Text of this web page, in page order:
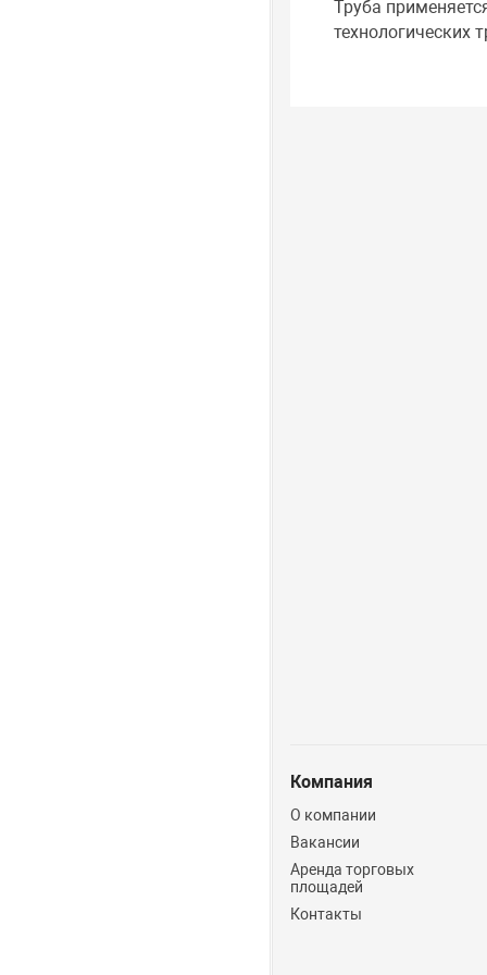
Труба
технологических
Компания
О компании
Вакансии
Аренда торговых
площадей
Контакты